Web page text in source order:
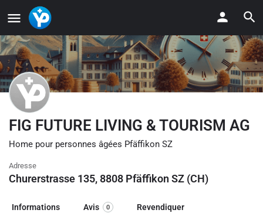
FIG FUTURE LIVING & TOURISM AG
Home pour personnes âgées Pfäffikon SZ
Adresse
Churerstrasse 135, 8808 Pfäffikon SZ (CH)
Informations Avis 0 Revendiquer